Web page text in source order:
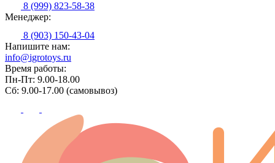
8 (999) 823-58-38
Менеджер:
8 (903) 150-43-04
Напишите нам:
info@igrotoys.ru
Время работы:
Пн-Пт: 9.00-18.00
Сб: 9.00-17.00 (самовывоз)